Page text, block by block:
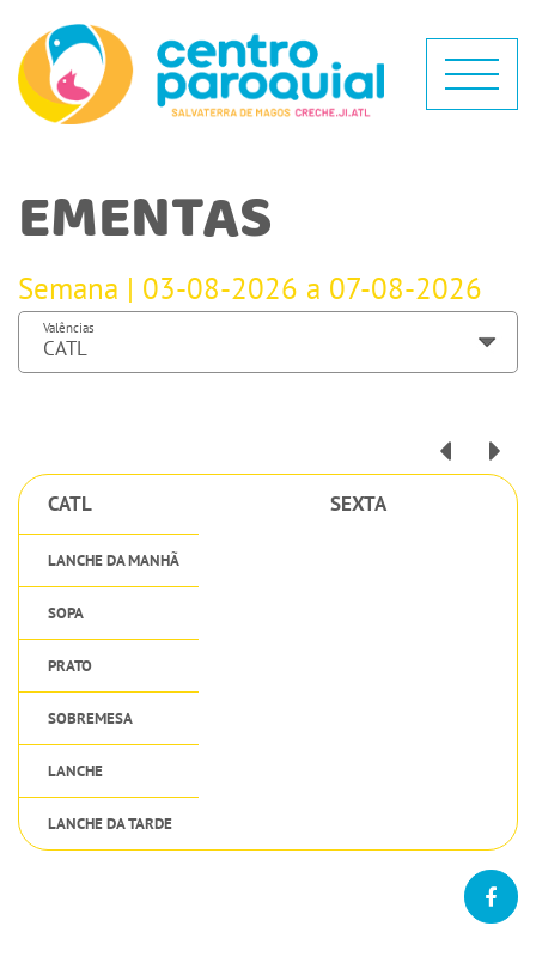
EMENTAS
Semana | 03-08-2026 a 07-08-2026
Valências
CATL SEXTA
LANCHE DA MANHÃ
SOPA
PRATO
SOBREMESA
LANCHE
LANCHE DA TARDE